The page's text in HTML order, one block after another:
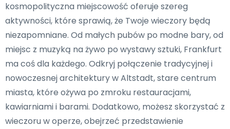
kosmopolityczna miejscowość oferuje szereg
aktywności, które sprawią, że Twoje wieczory będą
niezapomniane. Od małych pubów po modne bary, od
miejsc z muzyką na żywo po wystawy sztuki, Frankfurt
ma coś dla każdego. Odkryj połączenie tradycyjnej i
nowoczesnej architektury w Altstadt, stare centrum
miasta, które ożywa po zmroku restauracjami,
kawiarniami i barami. Dodatkowo, możesz skorzystać z
wieczoru w operze, obejrzeć przedstawienie